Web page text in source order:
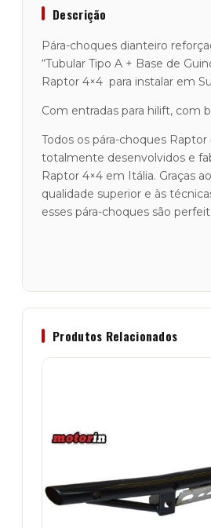
4x4
"Tipo
A+Base
Guincho"
Descrição
Pára-choques dianteiro
“Tubular Tipo A + Base de
Raptor 4×4 para instalar em
Com entradas para hilift, com
Todos os pára-choques Raptor
totalmente desenvolvidos e
Raptor 4×4 em Itália. Graças
qualidade superior e às
esses pára-choques são
Produtos Relacionados